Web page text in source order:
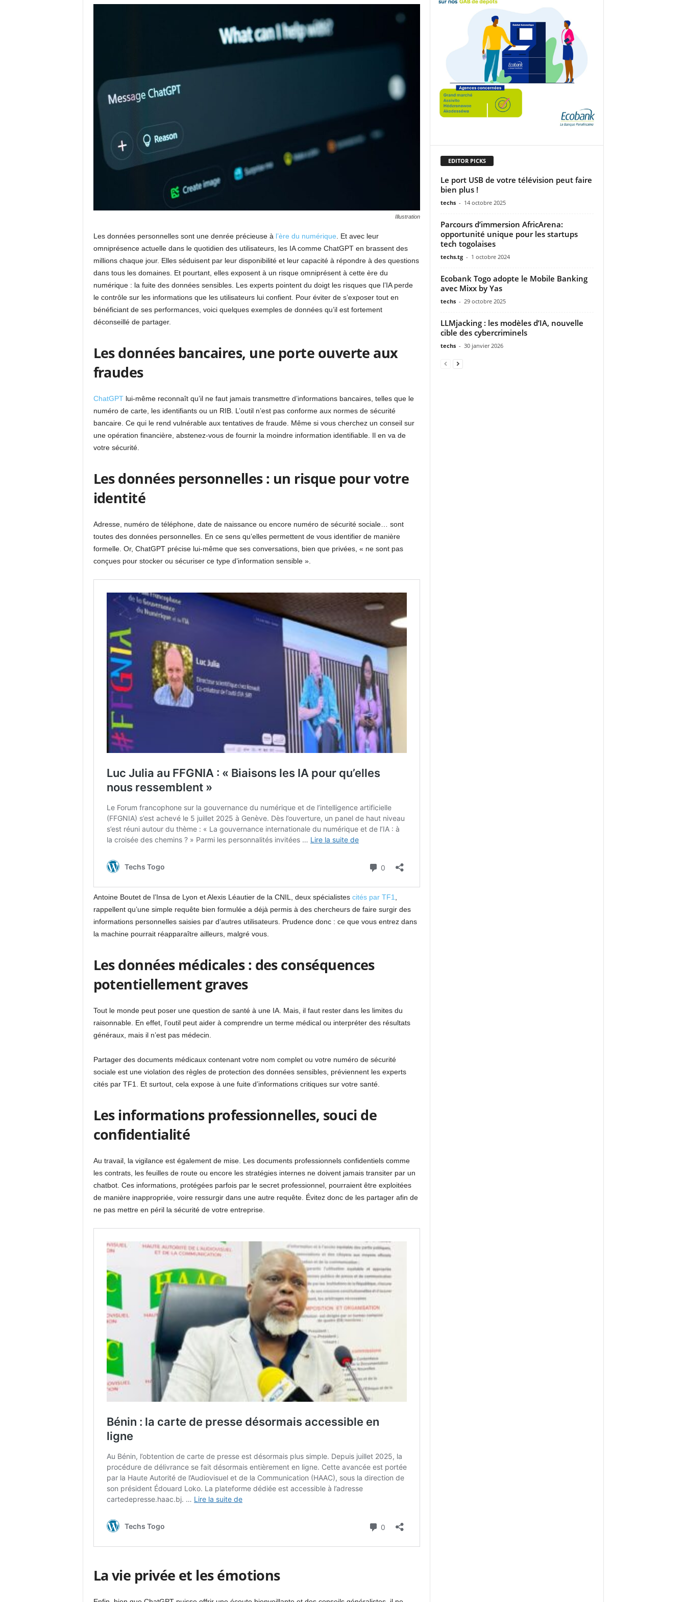
Illustration
Les données personnelles sont une denrée précieuse à l’ère du numérique . Et avec leur
omniprésence actuelle dans le quotidien des utilisateurs, les IA comme ChatGPT en brassent des
millions chaque jour. Elles séduisent par leur disponibilité et leur capacité à répondre à des questions
dans tous les domaines. Et pourtant, elles exposent à un risque omniprésent à cette ère du
numérique : la fuite des données sensibles. Les experts pointent du doigt les risques que l’IA perde
le contrôle sur les informations que les utilisateurs lui confient. Pour éviter de s’exposer tout en
bénéficiant de ses performances, voici quelques exemples de données qu’il est fortement
déconseillé de partager.
Les données bancaires, une porte ouverte aux
fraudes
ChatGPTlui-même reconnaît qu’il ne faut jamais transmettre d’informations bancaires, telles que le
numéro de carte, les identifiants ou un RIB. L’outil n’est pas conforme aux normes de sécurité
bancaire. Ce qui le rend vulnérable aux tentatives de fraude. Même si vous cherchez un conseil sur
une opération financière, abstenez-vous de fournir la moindre information identifiable. Il en va de
votre sécurité.
Les données personnelles : un risque pour votre
identité
Adresse, numéro de téléphone, date de naissance ou encore numéro de sécurité sociale… sont
toutes des données personnelles. En ce sens qu’elles permettent de vous identifier de manière
formelle. Or, ChatGPT précise lui-même que ses conversations, bien que privées, « ne sont pas
conçues pour stocker ou sécuriser ce type d’information sensible ».
Antoine Boutet de l’Insa de Lyon et Alexis Léautier de la CNIL, deux spécialistes cités par TF1
rappellent qu’une simple requête bien formulée a déjà permis à des chercheurs de faire surgir des
informations personnelles saisies par d’autres utilisateurs. Prudence donc : ce que vous entrez dans
la machine pourrait réapparaître ailleurs, malgré vous.
Les données médicales : des conséquences
potentiellement graves
Tout le monde peut poser une question de santé à une IA. Mais, il faut rester dans les limites du
raisonnable. En effet, l’outil peut aider à comprendre un terme médical ou interpréter des résultats
généraux, mais il n’est pas médecin.
Partager des documents médicaux contenant votre nom complet ou votre numéro de sécurité
sociale est une violation des règles de protection des données sensibles, préviennent les experts
cités par TF1. Et surtout, cela expose à une fuite d’informations critiques sur votre santé.
Les informations professionnelles, souci de
confidentialité
Au travail, la vigilance est également de mise. Les documents professionnels confidentiels comme
les contrats, les feuilles de route ou encore les stratégies internes ne doivent jamais transiter par un
chatbot. Ces informations, protégées parfois par le secret professionnel, pourraient être exploitées
de manière inappropriée, voire ressurgir dans une autre requête. Évitez donc de les partager afin de
ne pas mettre en péril la sécurité de votre entreprise.
La vie privée et les émotions
EDITOR PICKS
Le port USB de votre télévision peut faire
bien plus !
techs - 14 octobre 2025
Parcours d’immersion AfricArena:
opportunité unique pour les startups
tech togolaises
techs.tg - 1 octobre 2024
Ecobank Togo adopte le Mobile Banking
avec Mixx by Yas
techs - 29 octobre 2025
LLMjacking : les modèles d’IA, nouvelle
cible des cybercriminels
techs - 30 janvier 2026